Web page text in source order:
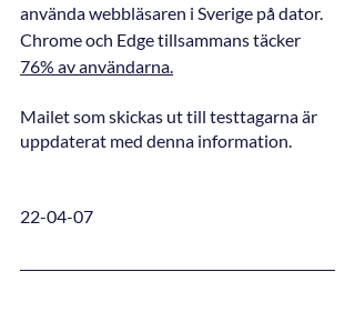
använda webbläsaren i Sverige på dator.
Chrome och Edge tillsammans täcker
76% av användarna.
Mailet som skickas ut till testtagarna är
uppdaterat med denna information.
22-04-07